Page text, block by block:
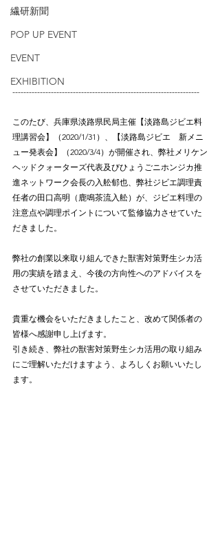
繊研新聞
POP UP EVENT
EVENT
EXHIBITION
--------------------------------------------------------------------
このたび、兵庫県淡路県民局主催【淡路島ジビエ料
理講習会】（2020/1/31）、【淡路島ジビエ　新メニ
ュー発表会】（2020/3/4）が開催され、弊社メリケン
ヘッドクォーターズ代表及びひょうごニホンジカ推
進ネットワーク会長の入舩郁也、弊社ジビエ調理責
任者の田口高明（鹿鳴茶流入舩）が、ジビエ料理の
注意点や調理ポイントについて監修協力させていた
だきました。
弊社の創業以来取り組んできた獣害対策野生シカ活
用の実績を踏まえ、今後の方向性へのアドバイスを
させていただきました。
貴重な機会をいただきましたこと、改めて関係者の
皆様へ感謝申し上げます。
引き続き、弊社の獣害対策野生シカ活用の取り組み
にご理解いただけますよう、よろしくお願いいたし
ます。